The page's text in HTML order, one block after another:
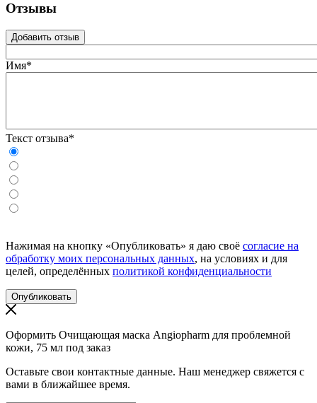
Отзывы
Добавить отзыв
Имя*
Текст отзыва*
Нажимая на кнопку «Опубликовать» я даю своё согласие на
обработку моих персональных данных, на условиях и для
целей, определённых политикой конфиденциальности
Оформить Очищающая маска Angiopharm для проблемной
кожи, 75 мл под заказ
Оставьте свои контактные данные. Наш менеджер свяжется с
вами в ближайшее время.